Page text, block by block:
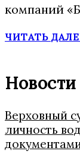
компаний
ЧИТАТЬ
Верховный
личность